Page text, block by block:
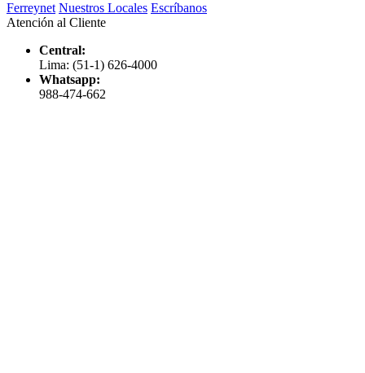
Ferreynet Nuestros Locales Escríbanos
Atención al Cliente
Central:
Lima: (51-1) 626-4000
Whatsapp:
988-474-662